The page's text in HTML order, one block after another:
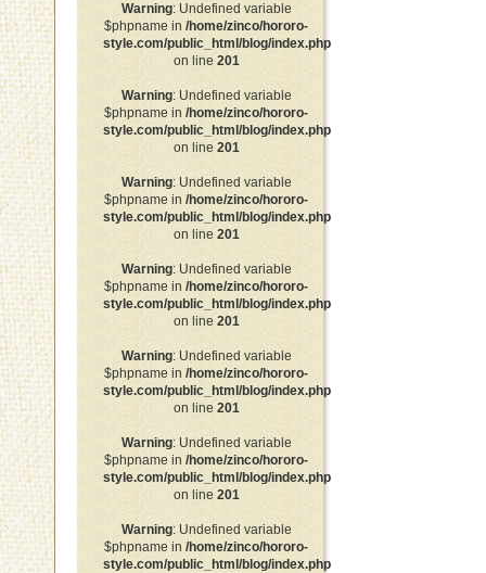
Warning: Undefined variable
$phpname in /home/zinco/hororo-
style.com/public_html/blog/index.php
on line 201
Warning: Undefined variable
$phpname in /home/zinco/hororo-
style.com/public_html/blog/index.php
on line 201
Warning: Undefined variable
$phpname in /home/zinco/hororo-
style.com/public_html/blog/index.php
on line 201
Warning: Undefined variable
$phpname in /home/zinco/hororo-
style.com/public_html/blog/index.php
on line 201
Warning: Undefined variable
$phpname in /home/zinco/hororo-
style.com/public_html/blog/index.php
on line 201
Warning: Undefined variable
$phpname in /home/zinco/hororo-
style.com/public_html/blog/index.php
on line 201
Warning: Undefined variable
$phpname in /home/zinco/hororo-
style.com/public_html/blog/index.php